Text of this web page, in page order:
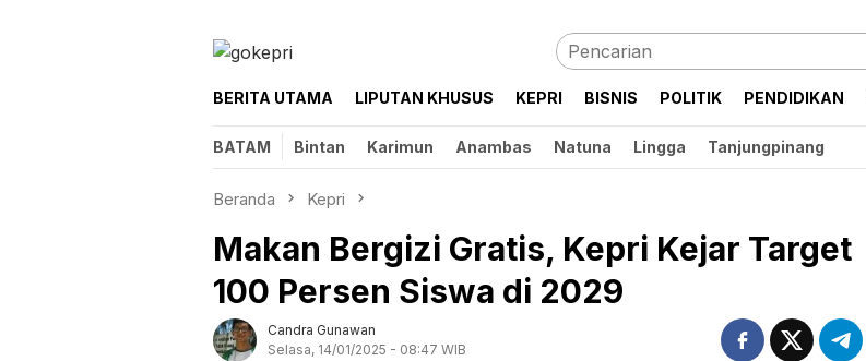
BERITA UTAMA LIPUTAN KHUSUS KEPRI BISNIS POLITIK PENDIDIKAN
BATAM Bintan Karimun Anambas Natuna Lingga Tanjungpinang
Beranda Kepri
Makan Bergizi Gratis, Kepri Kejar Target
100 Persen Siswa di 2029
Candra Gunawan
Selasa, 14/01/2025 - 08:47 WIB